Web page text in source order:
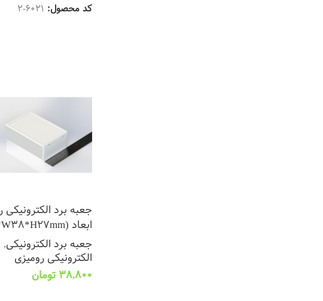
کد محصول: 6021-2
جعبه برد الکترونیکی
ابعاد (L58*W38*H27mm)
جعبه برد الکترونیکی,
الکترونیکی رومیزی
38,800 تومان